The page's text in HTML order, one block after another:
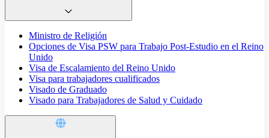
Ministro de Religión
Opciones de Visa PSW para Trabajo Post-Estudio en el Reino
Unido
Visa de Escalamiento del Reino Unido
Visa para trabajadores cualificados
Visado de Graduado
Visado para Trabajadores de Salud y Cuidado